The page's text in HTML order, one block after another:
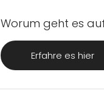
Worum geht es
Erfahre es hier